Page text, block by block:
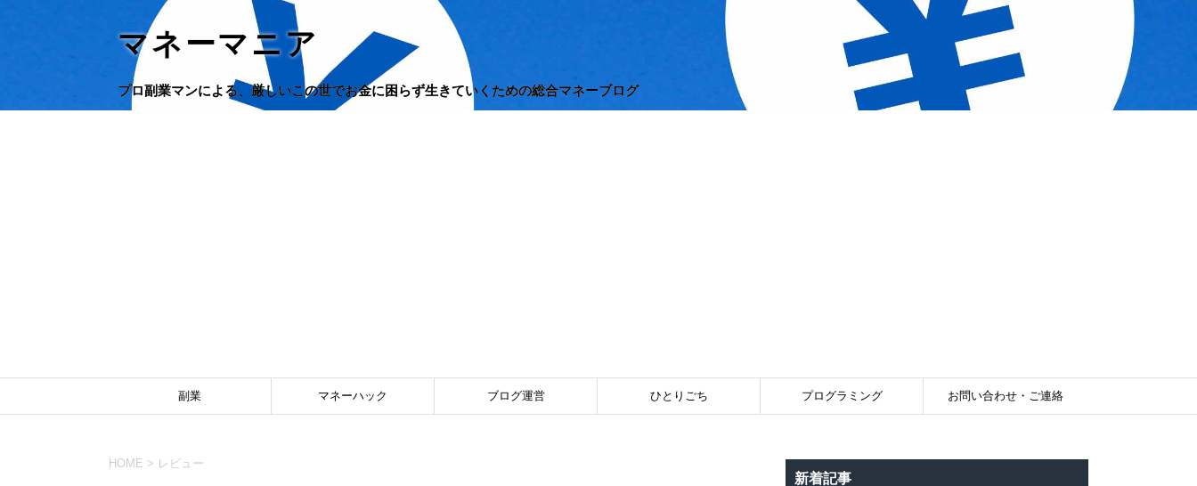
マネーマニア
プロ副業マンによる、厳しいこの世でお金に困らず生きていくための総合マネーブログ
副業 マネーハック ブログ運営 ひとりごち プログラミング お問い合わせ・ご連絡
HOME > レビュー
新着記事